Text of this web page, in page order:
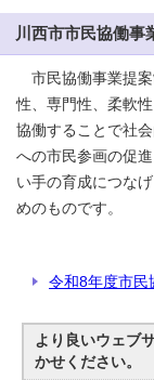
川西市市民協働事
市民協働事業提案
性、専門性、柔軟
協働することで社
への市民参画の促
い手の育成につな
めのものです。
令和8年度市民
より良いウェブ
かせください。